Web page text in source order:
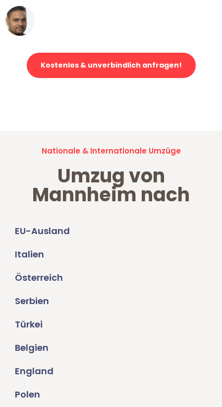
Kostenlos & unverbindlich anfragen!
Nationale & Internationale Umzüge
Umzug von
Mannheim nach
EU-Ausland
Italien
Österreich
Serbien
Türkei
Belgien
England
Polen